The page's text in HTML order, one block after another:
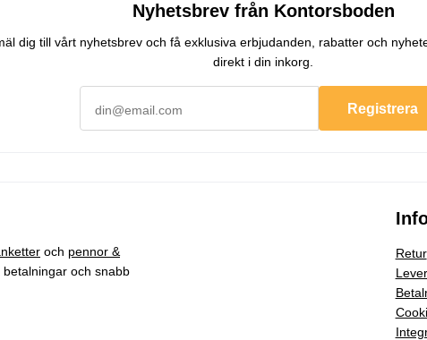
Nyhetsbrev från Kontorsboden
dig till vårt nyhetsbrev och få exklusiva erbjudanden, rabatter och
direkt i din inkorg.
Registrera
och pennor &
och snabb
Retur